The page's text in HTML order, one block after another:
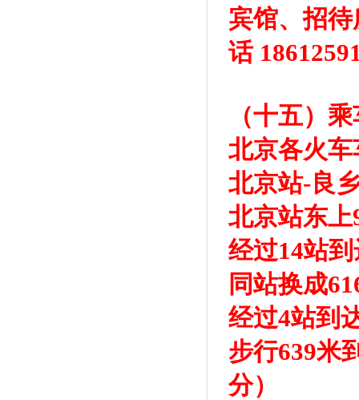
宾馆、招
话
（十五）
北京各火
北京站-良
北京站东
经过14站
同站换成
经过4站到
步行639米
分）